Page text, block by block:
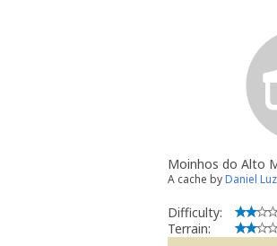
Moinhos do Alto
A cache byDaniel Luz
Difficulty:
Terrain: